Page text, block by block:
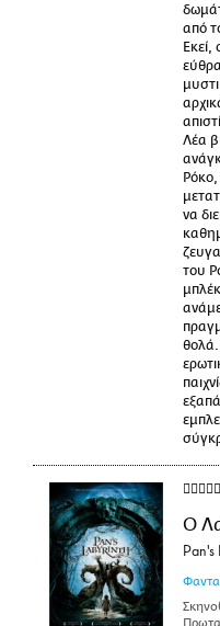
από
Εκεί,
Λέα
να
του
θολά.
Ο
Pan's